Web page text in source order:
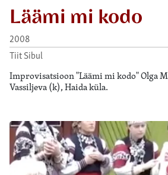
Läämi mi kodo
2008
Tiit Sibul
Improvisatsioon "Läämi mi kodo" Olga
Vassiljeva (k), Haida küla.